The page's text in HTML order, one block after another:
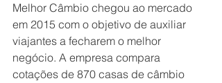
Melhor Câmbio chegou ao mercado
em 2015 com o objetivo de auxiliar
viajantes a fecharem o melhor
negócio. A empresa compara
cotações de 870 casas de câmbio